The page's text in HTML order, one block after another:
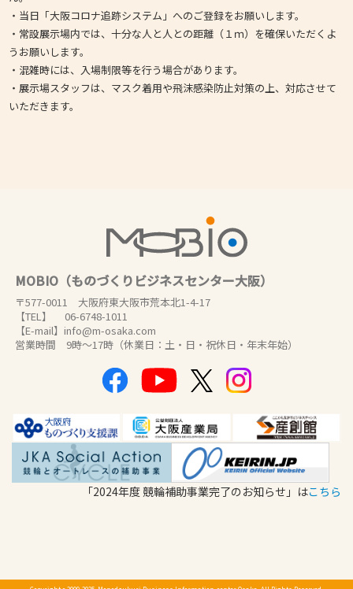
・当日「大阪コロナ追跡システム」へのご登録をお願いします。
・常設展示場内では、十分な人と人との距離（１ｍ）を確保いただくよ
うお願いします。
・混雑時には、入場制限等を行う場合があります。
・展示場スタッフは、マスク着用や飛沫感染防止対策の上、対応させて
いただきます。
MOBIO（ものづくりビジネスセンター大阪）
〒577-0011 大阪府東大阪市荒本北1-4-17
【TEL】 06-6748-1011
【E-mail】info@m-osaka.com
営業時間 9時～17時（休業日：土・日・祝休日・年末年始）
「2024年度 競輪補助事業完了のお知らせ」はこちら